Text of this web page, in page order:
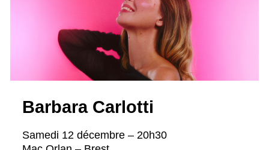
Barbara Carlotti
Samedi 12 décembre – 20h30